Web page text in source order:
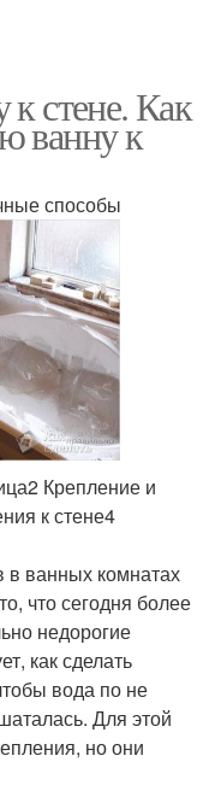
к стене. Как
ванну к
способы
Крепление и
к стене4
ванных комнатах
что сегодня более
недорогие
как сделать
вода по не
Для этой
но они